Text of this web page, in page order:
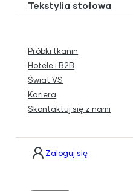
Tekstylia stołowa
Próbki tkanin
Hotele i B2B
Świat VS
Kariera
Skontaktuj się z nami
Zaloguj się